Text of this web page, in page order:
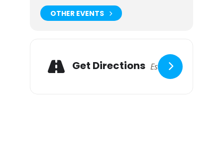
OTHER EVENTS
Expand
Get Directions
Adresse